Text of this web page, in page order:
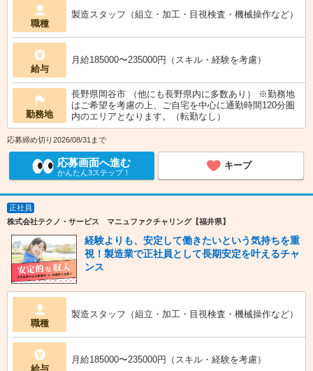
職種
製造スタッフ（組立・加工・目視検査・機械操作など）
給与
月給185000〜235000円（スキル・経験を考慮）
勤務地
長野県岡谷市 （他にも長野県内に多数あり） ※勤務地
はご希望を考慮の上、ご自宅を中心に通勤時間120分圏
内のエリアとなります。（転勤なし）
応募締め切り2026/08/31まで
応募画面へ進む
かんたん3ステップ！
キープ
正社員
株式会社テクノ・サービス マニュファクチャリング【福井県】
経験よりも、安定して働きたいという気持ちを重
視！製造業で正社員として長期安定を叶えるチャ
ンス
職種
製造スタッフ（組立・加工・目視検査・機械操作など）
給与
月給185000〜235000円（スキル・経験を考慮）